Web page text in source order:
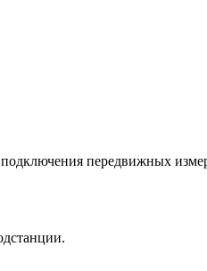
передвижных